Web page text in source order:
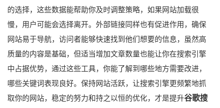
的选择，这些数据能帮助你及时调整策略，如果网站加载很
慢，用户可能会选择离开。外部链接同样也有促进作用，确保
网站易于导航，访问者能够快速找到他们想要的信息，虽然高
质量的内容是基础，但适当增加文章数量也能让你在搜索引擎
中占据优势，通过这些工具，你能了解到哪些地方需要改进，
哪些关键词表现良好。保持网站活跃，让搜索引擎更频繁地抓
取你的网站，稳定的努力和持之以恒的优化，才是提升谷歌搜